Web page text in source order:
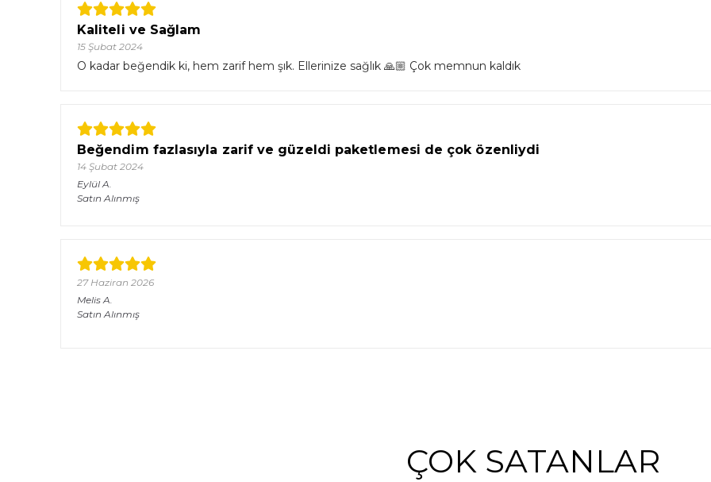
Kaliteli ve Sağlam
15 Şubat 2024
O kadar beğendik ki, hem zarif hem şık. Ellerinize sağlık 🙏🏼 Çok memnun kaldık
Beğendim fazlasıyla zarif ve güzeldi paketlemesi de çok özenliydi
14 Şubat 2024
Eylül A.
Satın Alınmış
27 Haziran 2026
Melis A.
Satın Alınmış
ÇOK SATANLAR